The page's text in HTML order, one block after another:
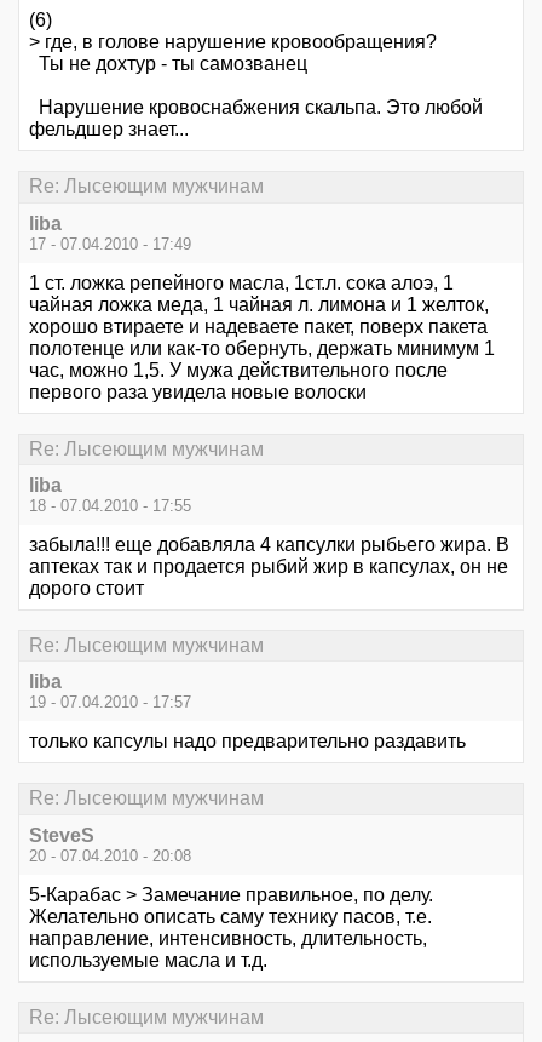
(6)
> где, в голове нарушение кровообращения?
Ты не дохтур - ты самозванец
Нарушение кровоснабжения скальпа. Это любой
фельдшер знает...
Re: Лысеющим мужчинам
liba
17 - 07.04.2010 - 17:49
1 ст. ложка репейного масла, 1ст.л. сока алоэ, 1
чайная ложка меда, 1 чайная л. лимона и 1 желток,
хорошо втираете и надеваете пакет, поверх пакета
полотенце или как-то обернуть, держать минимум 1
час, можно 1,5. У мужа действительного после
первого раза увидела новые волоски
Re: Лысеющим мужчинам
liba
18 - 07.04.2010 - 17:55
забыла!!! еще добавляла 4 капсулки рыбьего жира. В
аптеках так и продается рыбий жир в капсулах, он не
дорого стоит
Re: Лысеющим мужчинам
liba
19 - 07.04.2010 - 17:57
только капсулы надо предварительно раздавить
Re: Лысеющим мужчинам
SteveS
20 - 07.04.2010 - 20:08
5-Карабас > Замечание правильное, по делу.
Желательно описать саму технику пасов, т.е.
направление, интенсивность, длительность,
используемые масла и т.д.
Re: Лысеющим мужчинам